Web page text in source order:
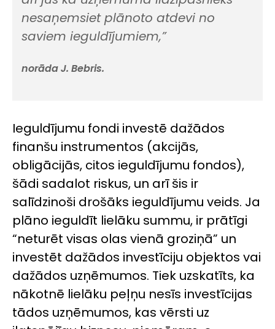
nesaņemsiet plānoto atdevi no
saviem ieguldījumiem,”
norāda J. Bebris.
Ieguldījumu fondi investē dažādos
finanšu instrumentos (akcijās,
obligācijās, citos ieguldījumu fondos),
šādi sadalot riskus, un arī šis ir
salīdzinoši drošāks ieguldījumu veids. Ja
plāno ieguldīt lielāku summu, ir prātīgi
“neturēt visas olas vienā groziņā” un
investēt dažādos investīciju objektos vai
dažādos uzņēmumos. Tiek uzskatīts, ka
nākotnē lielāku peļņu nesīs investīcijas
tādos uzņēmumos, kas vērsti uz